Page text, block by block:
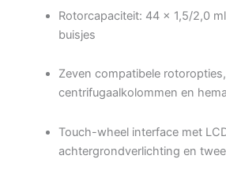
Rotorcapaciteit: 44 × 1,5/2,0
buisjes
Zeven compatibele
centrifugaalkolommen en
Touch-wheel interface met
achtergrondverlichting en